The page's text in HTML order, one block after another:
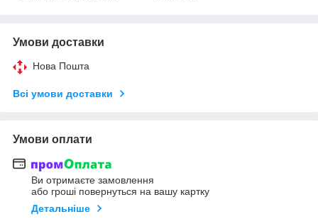
Умови доставки
Нова Пошта
Всі умови доставки
Умови оплати
Ви отримаєте замовлення
або гроші повернуться на вашу картку
Детальніше